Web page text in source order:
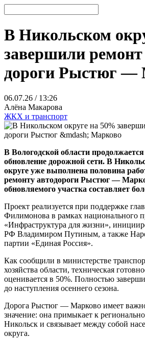
В Никольском
завершили ремонт
дороги Рыстюг —
06.07.26 / 13:26
Алёна Макарова
ЖКХ и транспорт
В Вологодской области
обновление дорожной сети. В
округе уже выполнена половина
ремонту автодороги Рыстюг —
обновляемого участка составляет
Проект реализуется при поддержке
Филимонова в рамках национального
«Инфраструктура для жизни»,
РФ Владимиром Путиным, а также
партии «Единая Россия».
Как сообщили в министерстве
хозяйства области, техническая
оценивается в 50%. Полностью
до наступления осеннего сезона.
Дорога Рыстюг — Марково имеет
значение: она примыкает к
Никольск и связывает между собой
округа.